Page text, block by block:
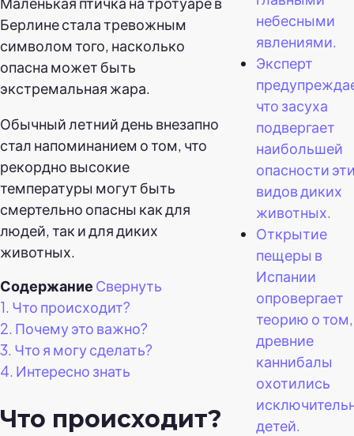
Берлине стала тревожным
символом того, насколько
опасна может быть
экстремальная жара.
Обычный летний день внезапно
стал напоминанием о том, что
рекордно высокие
температуры могут быть
смертельно опасны как для
людей, так и для диких
животных.
Содержание Свернуть
1. Что происходит?
2. Почему это важно?
3. Что я могу сделать?
4. Интересно знать
Что происходит?
небесными
явлениями.
Эксперт
что засуха
подвергает
наибольшей
опасности
видов диких
животных.
Открытие
пещеры в
Испании
опровергает
теорию о том,
древние
каннибалы
охотились
детей.